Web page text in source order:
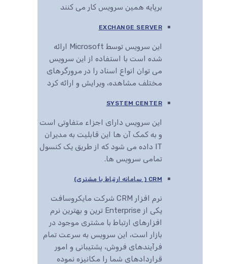
برپایه همین سرویس کار می کنند
EXCHANGE SERVER
این سرویس توسط Microsoft ارائه
شده است با استفاده از این سرویس
می توان انواع اسناد را در مرورگرهای
مختلف مشاهده، ویرایش و ارائه کرد
SYSTEM CENTER
این سرویس دارای اجزاء متفاوتی است
و به کمک آن ها این قابلیت به مدیران
IT داده می شود که از طریق یک کنسول
تمامی سرویس ها.
CRM ( سامانه ارتباط با مشتری)
نرم افزار CRM شرکت مایکروسافت
یکی از Enterprise ترین و بهترین نرم
افزارهای ارتباط با مشتری موجود در
بازار است، این سرویس به سرعت تمام
فرآیندهای فروش، پشتیبانی و امور
قراردادهای شما را مکانیزه نموده